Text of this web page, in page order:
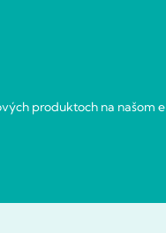
produktoch na našom